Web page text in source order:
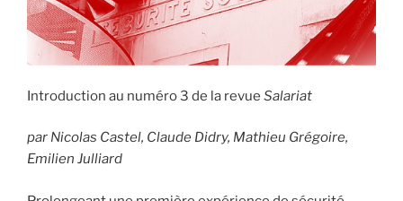
Introduction au numéro 3 de la revue Salariat
par Nicolas Castel, Claude Didry, Mathieu Grégoire,
Emilien Julliard